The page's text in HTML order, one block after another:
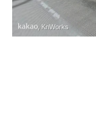
, KnWorks